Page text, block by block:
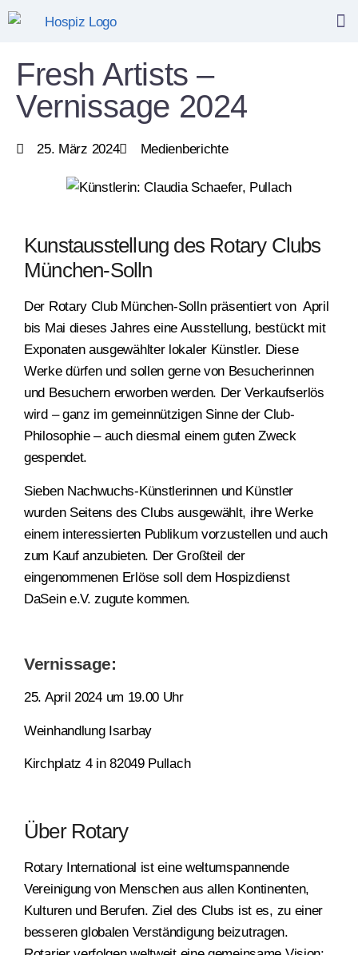
Fresh Artists –
Vernissage 2024
25. März 2024 Medienberichte
Kunstausstellung des Rotary Clubs
München-Solln
Der Rotary Club München-Solln präsentiert von April
bis Mai dieses Jahres eine Ausstellung, bestückt mit
Exponaten ausgewählter lokaler Künstler. Diese
Werke dürfen und sollen gerne von Besucherinnen
und Besuchern erworben werden. Der Verkaufserlös
wird – ganz im gemeinnützigen Sinne der Club-
Philosophie – auch diesmal einem guten Zweck
gespendet.
Sieben Nachwuchs-Künstlerinnen und Künstler
wurden Seitens des Clubs ausgewählt, ihre Werke
einem interessierten Publikum vorzustellen und auch
zum Kauf anzubieten. Der Großteil der
eingenommenen Erlöse soll dem Hospizdienst
DaSein e.V. zugute kommen.
Vernissage:
25. April 2024 um 19.00 Uhr
Weinhandlung Isarbay
Kirchplatz 4 in 82049 Pullach
Über Rotary
Rotary International ist eine weltumspannende
Vereinigung von Menschen aus allen Kontinenten,
Kulturen und Berufen. Ziel des Clubs ist es, zu einer
besseren globalen Verständigung beizutragen.